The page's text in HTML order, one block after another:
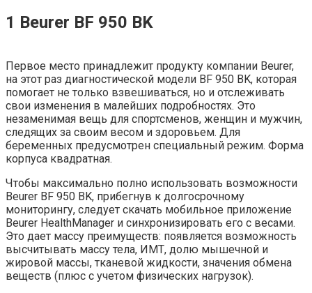
1 Beurer BF 950 BK
Первое место принадлежит продукту компании Beurer,
на этот раз диагностической модели BF 950 BK, которая
помогает не только взвешиваться, но и отслеживать
свои изменения в малейших подробностях. Это
незаменимая вещь для спортсменов, женщин и мужчин,
следящих за своим весом и здоровьем. Для
беременных предусмотрен специальный режим. Форма
корпуса квадратная.
Чтобы максимально полно использовать возможности
Beurer BF 950 BK, прибегнув к долгосрочному
мониторингу, следует скачать мобильное приложение
Beurer HealthManager и синхронизировать его с весами.
Это дает массу преимуществ: появляется возможность
высчитывать массу тела, ИМТ, долю мышечной и
жировой массы, тканевой жидкости, значения обмена
веществ (плюс с учетом физических нагрузок).